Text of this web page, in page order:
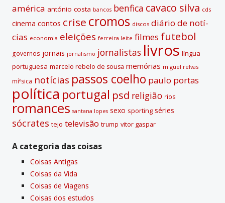
américa antónio costa bancos benfica cavaco silva cds
cinema contos crise cromos discos diário de notí­
cias economia eleições ferreira leite filmes futebol
governos jornais jornalismo jornalistas livros lí­ngua
portuguesa marcelo rebelo de sousa memórias miguel relvas
míºsica notí­cias passos coelho paulo portas
polí­tica portugal psd religião rios
romances santana lopes sexo sporting séries
sócrates tejo televisão trump vitor gaspar
A categoria das coisas
Coisas Antigas
Coisas da Vida
Coisas de Viagens
Coisas dos estudos